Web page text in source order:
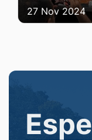
27 Nov 2024